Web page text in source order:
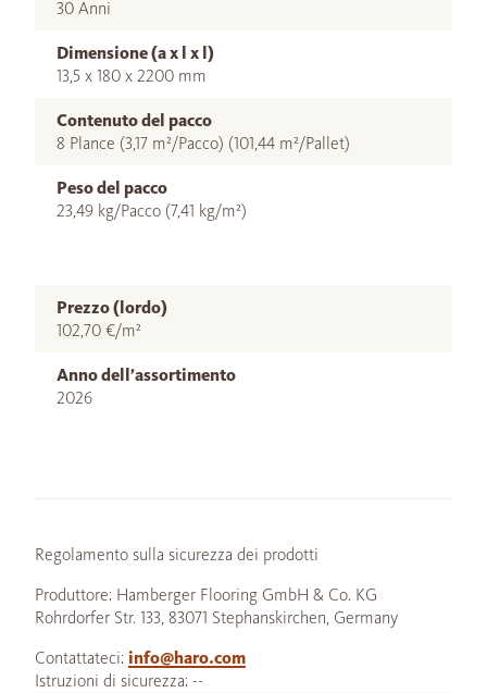
30 Anni
Dimensione (a x l x l)
13,5 x 180 x 2200 mm
Contenuto del pacco
8 Plance (3,17 m²/Pacco) (101,44 m²/Pallet)
Peso del pacco
23,49 kg/Pacco (7,41 kg/m²)
Prezzo (lordo)
102,70 €/m²
Anno dell’assortimento
2026
Regolamento sulla sicurezza dei prodotti
Produttore: Hamberger Flooring GmbH & Co. KG
Rohrdorfer Str. 133, 83071 Stephanskirchen, Germany
Contattateci: info@haro.com
Istruzioni di sicurezza: --